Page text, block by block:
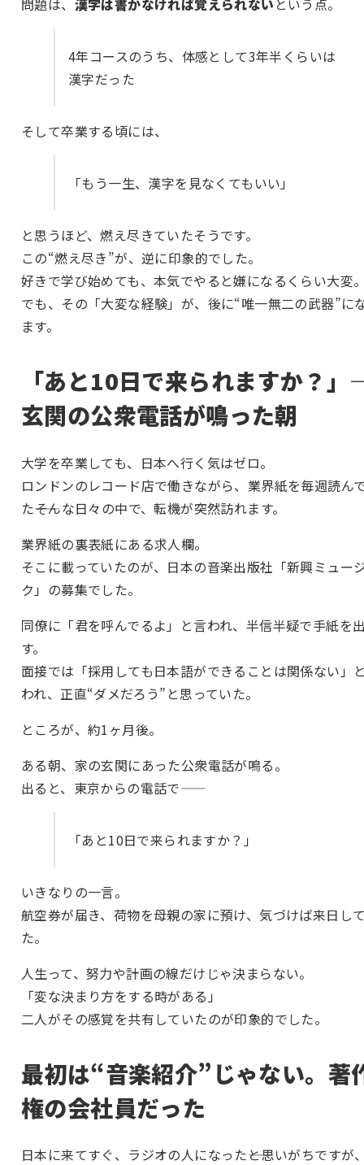
問題は、 漢字は書かなければ覚えられない という点。
4年コースのうち、体感として3年半くらいは
漢字だった
そして卒業する頃には、
「もう一生、漢字を見なくてもいい」
と思うほど、燃え尽きていたそうです。
この“燃え尽き”が、逆に印象的でした。
好きで学び始めても、本気でやると嫌になるくらい大変
でも、その「大変な経験」が、後に“唯一無二の武器”に
ます。
「あと10日で来られますか？
玄関の公衆電話が鳴った朝
大学を卒業しても、日本へ行く気はゼロ。
ロンドンのレコード店で働きながら、業界紙を毎週読ん
た――そんな日々の中で、転機が突然訪れます。
業界紙の裏表紙にある求人欄。
そこに載っていたのが、日本の音楽出版社「新興ミュー
ク」の募集でした。
同僚に「君を呼んでるよ」と言われ、半信半疑で手紙を
す。
面接では「採用しても日本語ができることは関係ない」
われ、正直“ダメだろう”と思っていた。
ところが、約1ヶ月後。
ある朝、家の玄関にあった公衆電話が鳴る。
出ると、東京からの電話で――
「あと10日で来られますか？」
いきなりの一言。
航空券が届き、荷物を母親の家に預け、気づけば来日し
た。
人生って、努力や計画の線だけじゃ決まらない。
「変な決まり方をする時がある」
二人がその感覚を共有していたのが印象的でした。
最初は“音楽紹介”じゃない。著
権の会社員だった
日本に来てすぐ、ラジオの人になった――と思いがちですが